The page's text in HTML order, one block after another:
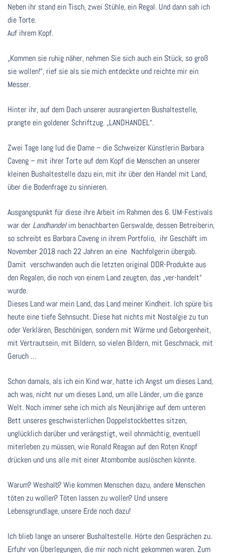
Neben ihr stand ein Tisch, zwei Stühle, ein Regal. Und dann sah ich
die Torte.
Auf ihrem Kopf.
„Kommen sie ruhig näher, nehmen Sie sich auch ein Stück, so groß
sie wollen!“, rief sie als sie mich entdeckte und reichte mir ein
Messer.
Hinter ihr, auf dem Dach unserer ausrangierten Bushaltestelle,
prangte ein goldener Schriftzug. „LANDHANDEL“.
Zwei Tage lang lud die Dame – die Schweizer Künstlerin Barbara
Caveng – mit ihrer Torte auf dem Kopf die Menschen an unserer
kleinen Bushaltestelle dazu ein, mit ihr über den Handel mit Land,
über die Bodenfrage zu sinnieren.
Ausgangspunkt für diese ihre Arbeit im Rahmen des 6. UM-Festivals
war der Landhandelim benachbarten Gerswalde, dessen Betreiberin,
so schreibt es Barbara Caveng in ihrem Portfolio, ihr Geschäft im
November 2018 nach 22 Jahren an eine Nachfolgerin übergab.
Damit verschwanden auch die letzten original DDR-Produkte aus
den Regalen, die noch von einem Land zeugten, das „ver-handelt“
wurde.
Dieses Land war mein Land, das Land meiner Kindheit. Ich spüre bis
heute eine tiefe Sehnsucht. Diese hat nichts mit Nostalgie zu tun
oder Verklären, Beschönigen, sondern mit Wärme und Geborgenheit,
mit Vertrautsein, mit Bildern, so vielen Bildern, mit Geschmack, mit
Geruch …
Schon damals, als ich ein Kind war, hatte ich Angst um dieses Land,
ach was, nicht nur um dieses Land, um alle Länder, um die ganze
Welt. Noch immer sehe ich mich als Neunjährige auf dem unteren
Bett unseres geschwisterlichen Doppelstockbettes sitzen,
unglücklich darüber und verängstigt, weil ohnmächtig, eventuell
miterleben zu müssen, wie Ronald Reagan auf den Roten Knopf
drücken und uns alle mit einer Atombombe auslöschen könnte.
Warum? Weshalb? Wie kommen Menschen dazu, andere Menschen
töten zu wollen? Töten lassen zu wollen? Und unsere
Lebensgrundlage, unsere Erde noch dazu!
Ich blieb lange an unserer Bushaltestelle. Hörte den Gesprächen zu.
Erfuhr von Überlegungen, die mir noch nicht gekommen waren. Zum